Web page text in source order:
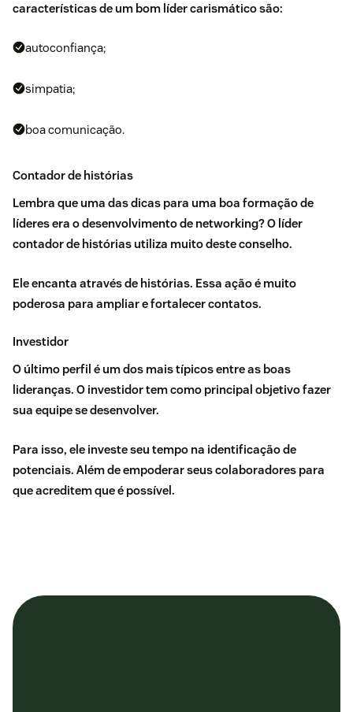
características de um bom líder carismático são:
autoconfiança;
simpatia;
boa comunicação.
Contador de histórias
Lembra que uma das dicas para uma boa formação de
líderes era o desenvolvimento de networking? O líder
contador de histórias utiliza muito deste conselho.
Ele encanta através de histórias. Essa ação é muito
poderosa para ampliar e fortalecer contatos.
Investidor
O último perfil é um dos mais típicos entre as boas
lideranças. O investidor tem como principal objetivo fazer
sua equipe se desenvolver.
Para isso, ele investe seu tempo na identificação de
potenciais. Além de empoderar seus colaboradores para
que acreditem que é possível.